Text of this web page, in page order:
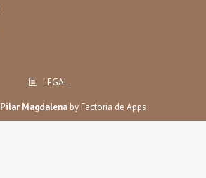
LEGAL
Pilar Magdalenaby Factoria de Apps